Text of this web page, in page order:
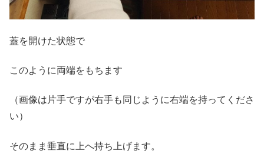
蓋を開けた状態で
このように両端をもちます
（画像は片手ですが右手も同じように右端を持ってくださ
い）
そのまま垂直に上へ持ち上げます。